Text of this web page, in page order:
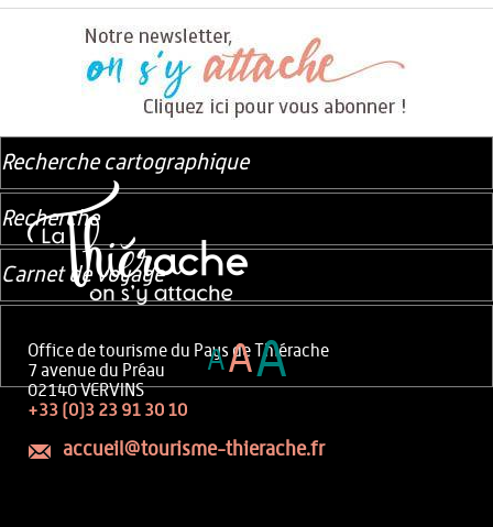
Office de tourisme du Pays de Thiérache
7 avenue du Préau
02140 VERVINS
+33 (0)3 23 91 30 10
accueil@tourisme-thierache.fr
Recherche cartographique
Recherche
Carnet de voyage
AAA